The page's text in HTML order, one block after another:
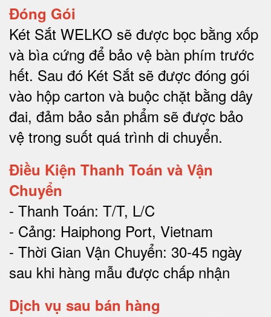
Đóng Gói
Két Sắt WELKO sẽ được bọc bằng xốp
và bìa cứng để bảo vệ bàn phím trước
hết. Sau đó Két Sắt sẽ được đóng gói
vào hộp carton và buộc chặt bằng dây
đai, đảm bảo sản phẩm sẽ được bảo
vệ trong suốt quá trình di chuyển.
Điều Kiện Thanh Toán và Vận
Chuyển
- Thanh Toán: T/T, L/C
- Cảng: Haiphong Port, Vietnam
- Thời Gian Vận Chuyển: 30-45 ngày
sau khi hàng mẫu được chấp nhận
Dịch vụ sau bán hàng